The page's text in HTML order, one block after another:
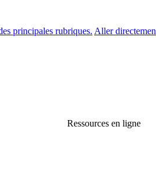
principales rubriques. Aller
Ressources en ligne